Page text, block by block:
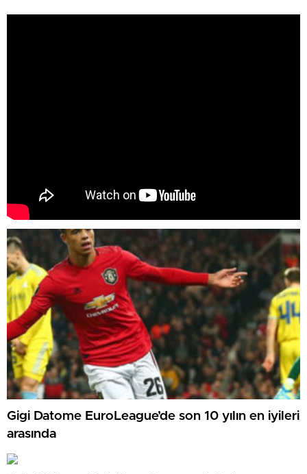
Gigi Datome EuroLeague’de son 10 yılın en iyileri
arasında